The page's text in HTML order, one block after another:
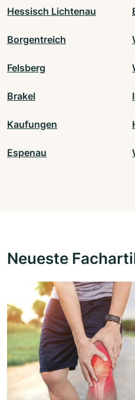
Hessisch Lichtenau
Borgentreich
Felsberg
Brakel
Kaufungen
Espenau
Neueste